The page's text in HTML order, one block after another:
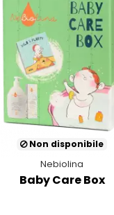
Non disponibile
Nebiolina
Baby Care Box